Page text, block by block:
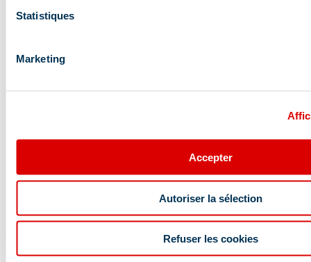
Statistiques
Marketing
Accepter
Autoriser la sélection
Refuser les cookies
buitenlucht. Hierin kun je koude dranken, snacks,
energie op te doen tijdens je wandelingen en
picknicks.